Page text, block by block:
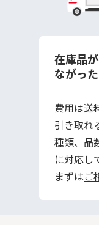
在庫品
ながっ
費用は送
引き取れ
種類、品
に対応し
まずはご